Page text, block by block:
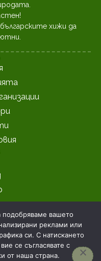
хижи да
2023
2024
за поверителност
подобряваме вашето
реклами или
си. С натискането
се съгласявате с
от наша страна.